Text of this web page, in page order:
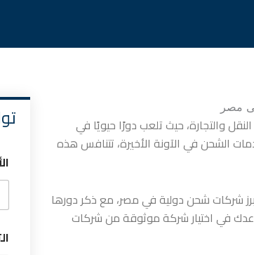
والتجارة، حيث تلعب دورًا حيويًا في
الشحن في الآونة الأخيرة، تتنافس هذه
شركات شحن دولية في مصر، مع ذكر دورها
في اختيار شركة موثوقة من شركات